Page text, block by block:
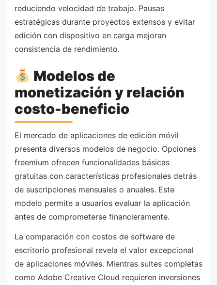
reduciendo velocidad de trabajo. Pausas
estratégicas durante proyectos extensos y evitar
edición con dispositivo en carga mejoran
consistencia de rendimiento.
Modelos de
monetización y relación
costo-beneficio
El mercado de aplicaciones de edición móvil
presenta diversos modelos de negocio. Opciones
freemium ofrecen funcionalidades básicas
gratuitas con características profesionales detrás
de suscripciones mensuales o anuales. Este
modelo permite a usuarios evaluar la aplicación
antes de comprometerse financieramente.
La comparación con costos de software de
escritorio profesional revela el valor excepcional
de aplicaciones móviles. Mientras suites completas
como Adobe Creative Cloud requieren inversiones